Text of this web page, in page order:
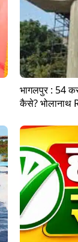
भागलपुर : 54
कैसे? भोलानाथ